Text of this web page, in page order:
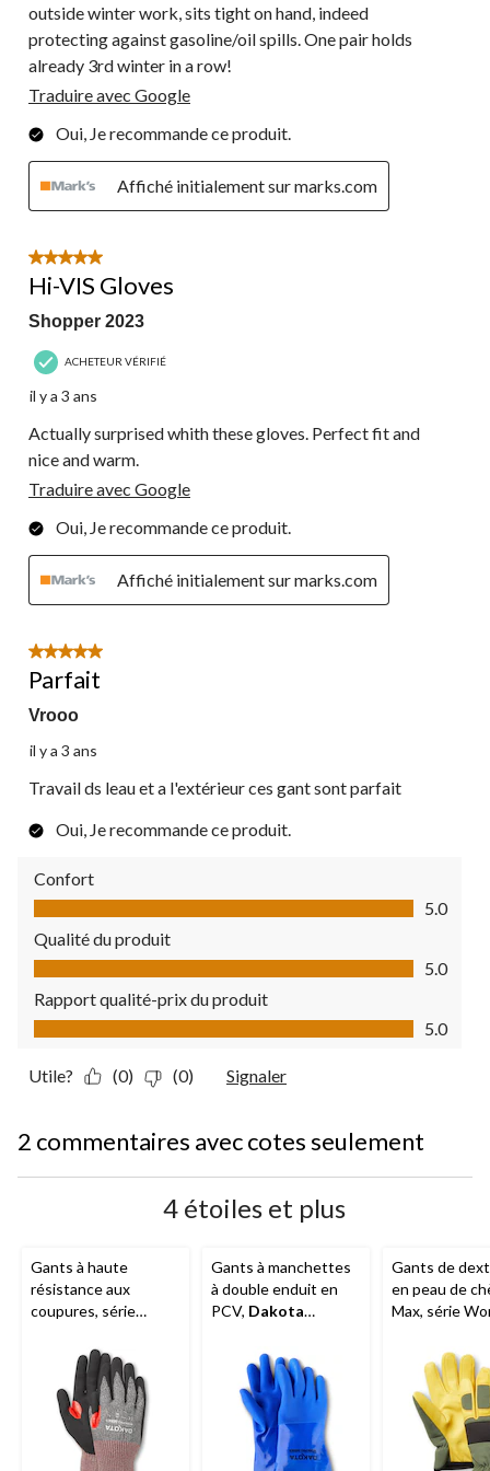
outside winter work, sits tight on hand, indeed
protecting against gasoline/oil spills. One pair holds
already 3rd winter in a row!
Traduire avec Google
Oui, Je recommande ce produit.
Affiché initialement sur marks.com
5 étoile(s) sur 5.
Hi-VIS Gloves
Shopper 2023
ACHETEUR VÉRIFIÉ
il y a 3 ans
Actually surprised whith these gloves. Perfect fit and
nice and warm.
Traduire avec Google
Oui, Je recommande ce produit.
Affiché initialement sur marks.com
5 étoile(s) sur 5.
Parfait
Vrooo
il y a 3 ans
Travail ds leau et a l'extérieur ces gant sont parfait
Oui, Je recommande ce produit.
Confort
Confort, 5.0 sur 5
5.0
Qualité du produit
Qualité du produit, 5.0 sur 5
5.0
Rapport qualité-prix du produit
Rapport qualité-prix du produit, 5.0 sur 5
5.0
Utile? (0) (0) Signaler
2 commentaires avec cotes seulement
4 étoiles et plus
Gants à haute
résistance aux
coupures, série
Gants à manchettes
à double enduit en
PCV, Dakota
Gants de
en peau de
Max, série